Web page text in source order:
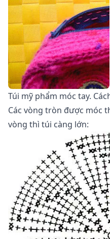
Túi mỹ phẩm móc tay.
Các vòng tròn được móc
vòng thì túi càng lớn: